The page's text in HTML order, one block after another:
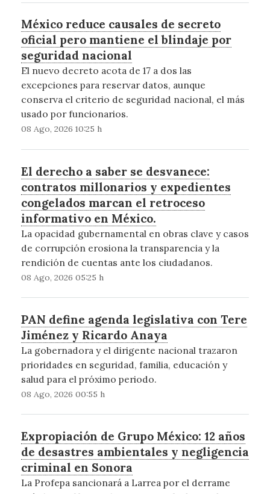
México reduce causales de secreto
oficial pero mantiene el blindaje por
seguridad nacional
El nuevo decreto acota de 17 a dos las
excepciones para reservar datos, aunque
conserva el criterio de seguridad nacional, el más
usado por funcionarios.
08 Ago, 2026 10:25 h
El derecho a saber se desvanece:
contratos millonarios y expedientes
congelados marcan el retroceso
informativo en México.
La opacidad gubernamental en obras clave y casos
de corrupción erosiona la transparencia y la
rendición de cuentas ante los ciudadanos.
08 Ago, 2026 05:25 h
PAN define agenda legislativa con Tere
Jiménez y Ricardo Anaya
La gobernadora y el dirigente nacional trazaron
prioridades en seguridad, familia, educación y
salud para el próximo periodo.
08 Ago, 2026 00:55 h
Expropiación de Grupo México: 12 años
de desastres ambientales y negligencia
criminal en Sonora
La Profepa sancionará a Larrea por el derrame